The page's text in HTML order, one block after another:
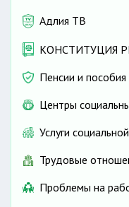
Адлия ТВ
КОНСТИТУЦИЯ
Пенсии и пособия
Центры
Услуги
Трудовые
Проблемы на